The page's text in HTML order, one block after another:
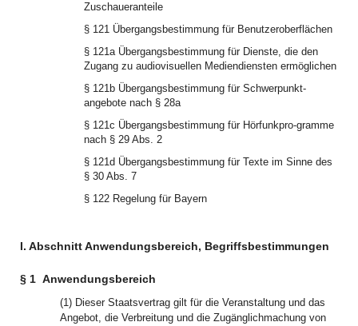
Zuschaueranteile
§ 121 Übergangsbestimmung für Benutzeroberflächen
§ 121a Übergangsbestimmung für Dienste, die den
Zugang zu audiovisuellen Mediendiensten ermöglichen
§ 121b Übergangsbestimmung für Schwerpunkt-
angebote nach § 28a
§ 121c Übergangsbestimmung für Hörfunkpro-gramme
nach § 29 Abs. 2
§ 121d Übergangsbestimmung für Texte im Sinne des
§ 30 Abs. 7
§ 122 Regelung für Bayern
I. Abschnitt Anwendungsbereich, Begriffsbestimmungen
§ 1 Anwendungsbereich
(1) Dieser Staatsvertrag gilt für die Veranstaltung und das
Angebot, die Verbreitung und die Zugänglichmachung von